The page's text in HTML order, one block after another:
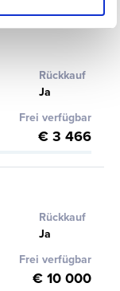
Rückkauf
Ja
Frei verfügbar
€ 3 466
Rückkauf
Ja
Frei verfügbar
€ 10 000